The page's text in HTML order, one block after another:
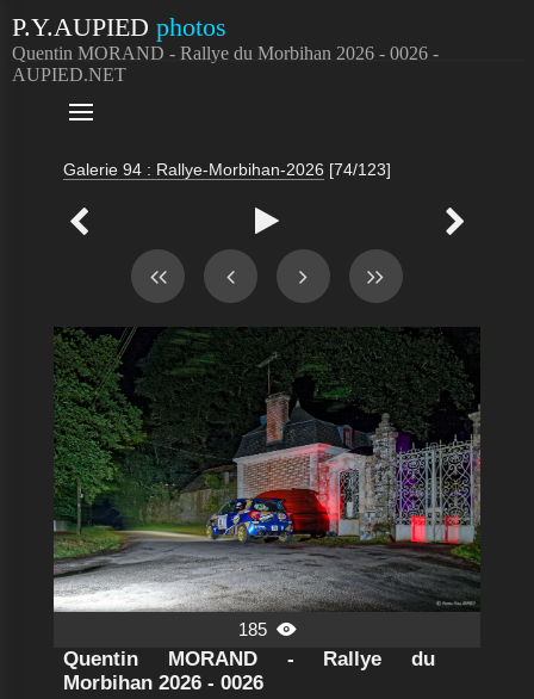
P.Y.AUPIED photos
Quentin MORAND - Rallye du Morbihan 2026 - 0026 -
AUPIED.NET

Galerie 94 : Rallye-Morbihan-2026 [74/123]
  
185 
Quentin MORAND - Rallye du
Morbihan 2026 - 0026